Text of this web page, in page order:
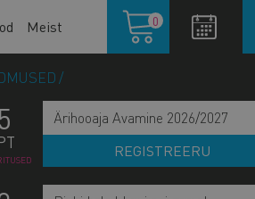
Meist
Ostukorv
0
Ärihooaja Avamine 2026/2027
REGISTREERU